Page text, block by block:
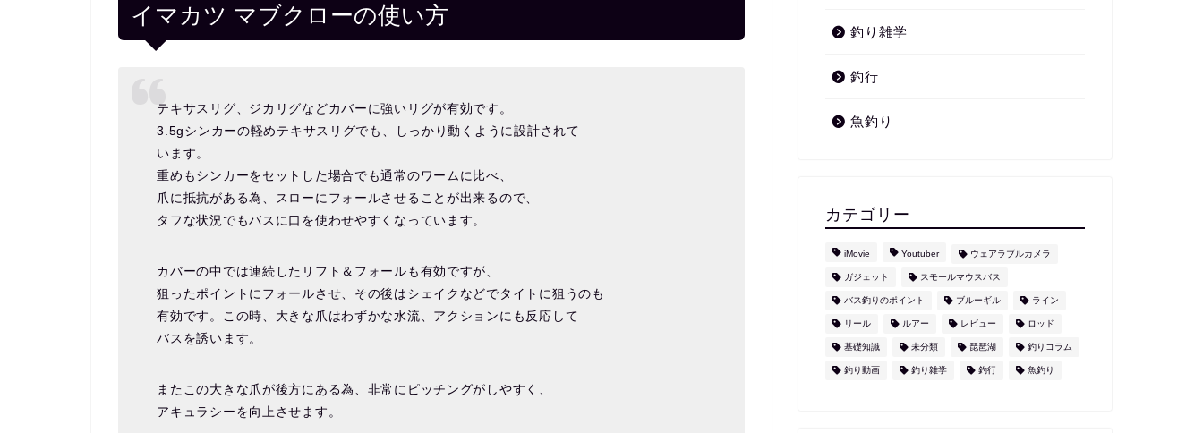
イマカツ マブクローの使い方
テキサスリグ、ジカリグなどカバーに強いリグが有効です。
3.5gシンカーの軽めテキサスリグでも、しっかり動くように設計されて
います。
重めもシンカーをセットした場合でも通常のワームに比べ、
爪に抵抗がある為、スローにフォールさせることが出来るので、
タフな状況でもバスに口を使わせやすくなっています。
カバーの中では連続したリフト＆フォールも有効ですが、
狙ったポイントにフォールさせ、その後はシェイクなどでタイトに狙うのも
有効です。この時、大きな爪はわずかな水流、アクションにも反応して
バスを誘います。
またこの大きな爪が後方にある為、非常にピッチングがしやすく、
アキュラシーを向上させます。
釣り雑学
釣行
魚釣り
カテゴリー
iMovie Youtuber ウェアラブルカメラ
ガジェット スモールマウスバス
バス釣りのポイント ブルーギル ライン
リール ルアー レビュー ロッド
基礎知識 未分類 琵琶湖 釣りコラム
釣り動画 釣り雑学 釣行 魚釣り